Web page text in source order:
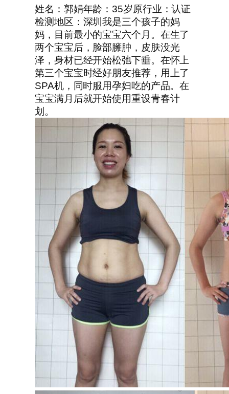
姓名：郭娟年龄：35岁原行业：认证
检测地区：深圳我是三个孩子的妈
妈，目前最小的宝宝六个月。在生了
两个宝宝后，脸部臃肿，皮肤没光
泽，身材已经开始松弛下垂。在怀上
第三个宝宝时经好朋友推荐，用上了
SPA机，同时服用孕妇吃的产品。在
宝宝满月后就开始使用重设青春计
划。